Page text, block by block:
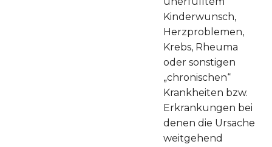
Kinderwunsch,
Herzproblemen,
Krebs, Rheuma
oder sonstigen
„chronischen“
Krankheiten bzw.
Erkrankungen bei
denen die Ursache
weitgehend